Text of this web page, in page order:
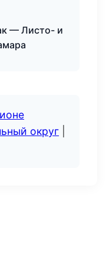
— Листо- и
округ